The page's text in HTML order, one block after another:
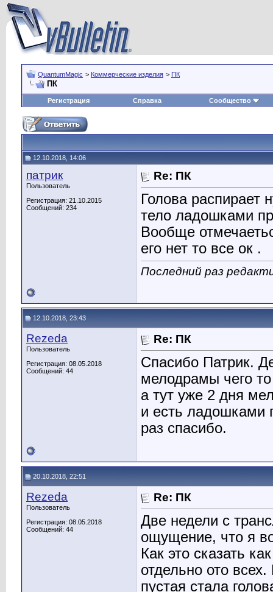
QuantumMagic > Коммерческие изделия > ПК
ПК
Регистрация Справка Сообщество
12.10.2018, 14:06
патрик
Пользователь
Регистрация: 21.10.2015
Сообщений: 234
Re: ПК
Голова распирает
тело ладошками
Вообще
его нет то все ок .
Последний раз
12.10.2018, 23:43
Rezeda
Пользователь
Регистрация: 08.05.2018
Сообщений: 44
Re: ПК
Спасибо Патрик.
мелодрамы чего
а тут уже 2 дня
и есть ладошками
раз спасибо.
20.10.2018, 22:51
Rezeda
Пользователь
Регистрация: 08.05.2018
Сообщений: 44
Re: ПК
Две недели с
ощущение, что я
Как это сказать
отдельно ото
пустая стала